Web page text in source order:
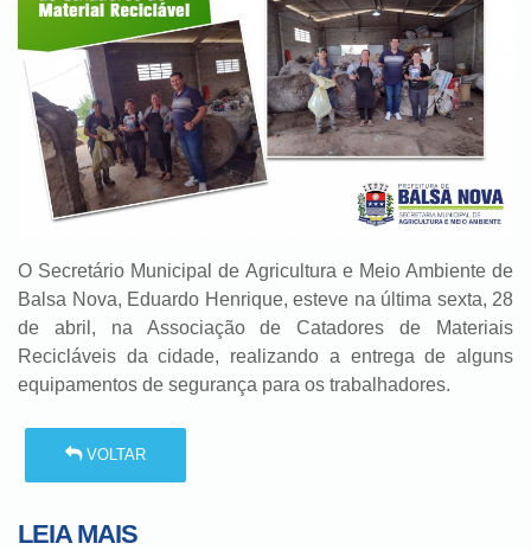
O Secretário Municipal de Agricultura e Meio Ambiente de
Balsa Nova, Eduardo Henrique, esteve na última sexta, 28
de abril, na Associação de Catadores de Materiais
Recicláveis da cidade, realizando a entrega de alguns
equipamentos de segurança para os trabalhadores.
VOLTAR
LEIA MAIS